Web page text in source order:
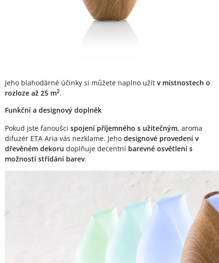
Jeho blahodárné účinky si můžete naplno užít v místnostech o
rozloze až 25 m2.
Funkční a designový doplněk
Pokud jste fanoušci spojení příjemného s užitečným, aroma
difuzér ETA Aria vás nezklame. Jeho designové provedení v
dřevěném dekoru doplňuje decentní barevné osvětlení s
možností střídání barev.